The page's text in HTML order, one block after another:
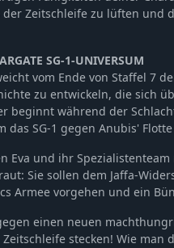
der Zeitschleife zu lüften und
SG-1-UNIVERSUM
vom Ende von Staffel 7
zu entwickeln, die sich
beginnt während der
das SG-1 gegen Anubis'
Eva und ihr
Sie sollen dem Jaffa-
Armee vorgehen und ein
einen neuen
stecken! Wie